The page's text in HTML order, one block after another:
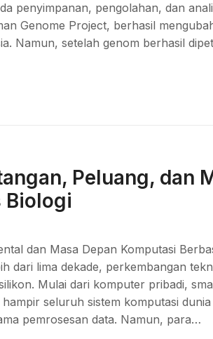
penyimpanan, pengolahan, dan
Genome Project, berhasil
Namun, setelah genom berhasil
Peluang, dan
Biologi
dan Masa Depan Komputasi
dari lima dekade, perkembangan
Mulai dari komputer pribadi,
seluruh sistem komputasi
pemrosesan data. Namun, para…